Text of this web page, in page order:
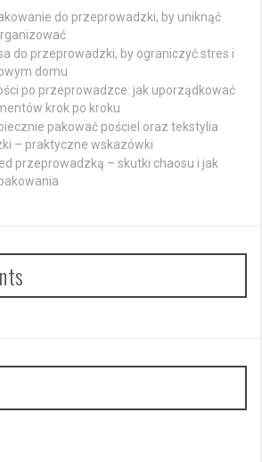
do przeprowadzki, by uniknąć
do przeprowadzki, by ograniczyć stres i
domu
po przeprowadzce: jak uporządkować
krok po kroku
pakować pościel oraz tekstylia
– praktyczne wskazówki
przeprowadzką – skutki chaosu i jak